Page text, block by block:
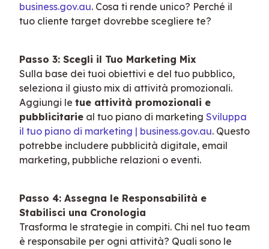
business.gov.au. Cosa ti rende unico? Perché il
tuo cliente target dovrebbe scegliere te?
Passo 3: Scegli il Tuo Marketing Mix
Sulla base dei tuoi obiettivi e del tuo pubblico,
seleziona il giusto mix di attività promozionali.
Aggiungi le tue attività promozionali e
pubblicitarie al tuo piano di marketing Sviluppa
il tuo piano di marketing | business.gov.au. Questo
potrebbe includere pubblicità digitale, email
marketing, pubbliche relazioni o eventi.
Passo 4: Assegna le Responsabilità e
Stabilisci una Cronologia
Trasforma le strategie in compiti. Chi nel tuo team
è responsabile per ogni attività? Quali sono le